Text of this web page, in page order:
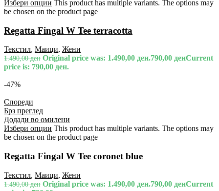
Избери опции This product has multiple variants. The options may
be chosen on the product page
Regatta Fingal W Tee terracotta
Текстил, Маици, Жени
1.490,00ден Original price was: 1.490,00 ден.790,00 денCurrent
price is: 790,00 ден.
-47%
Спореди
Брз преглед
Додади во омилени
Избери опции This product has multiple variants. The options may
be chosen on the product page
Regatta Fingal W Tee coronet blue
Текстил, Маици, Жени
1.490,00ден Original price was: 1.490,00 ден.790,00 денCurrent